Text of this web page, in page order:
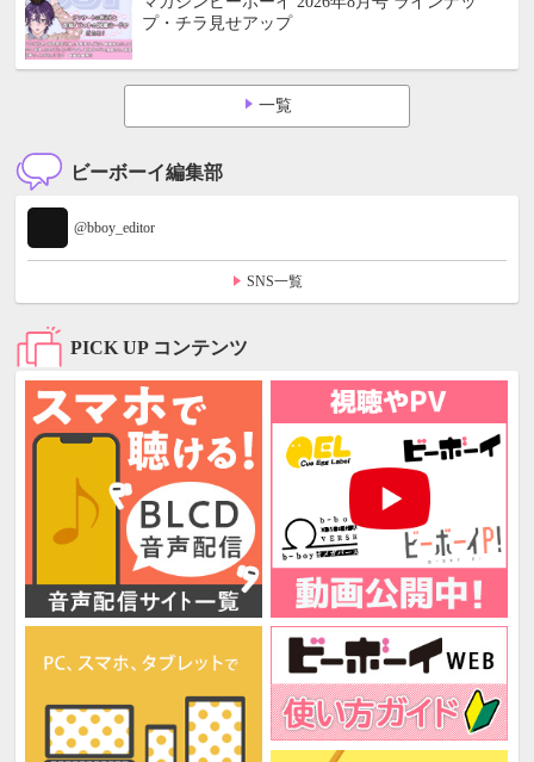
プ・チラ見せアップ
一覧
ビーボーイ編集部
@bboy_editor
SNS一覧
PICK UP コンテンツ